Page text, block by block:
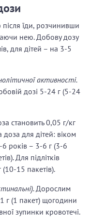
їди, розчинивши
нею. Добову дозу
для дітей – на 3-5
активності.
дозі 5-24 г (5-24
становить 0,05 г/кг
для дітей: віком
6 років – 3-6 г (3-6
Для підлітків
15 пакетів).
Дорослим
г (1 пакет) щогодини
зупинки кровотечі.